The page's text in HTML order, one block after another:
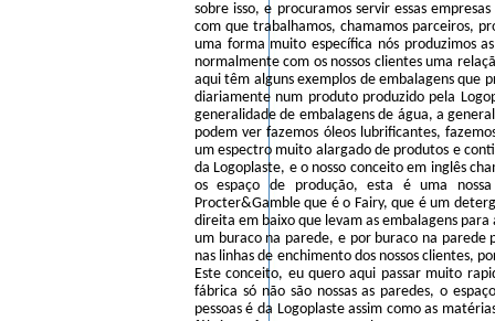
sobre isso, e procuramos servir essas
com que trabalhamos, chamamos parceiros,
uma forma muito específica nós produzimos
normalmente com os nossos clientes uma
aqui têm alguns exemplos de embalagens que
diariamente num produto produzido pela
generalidade de embalagens de água, a
podem ver fazemos óleos lubrificantes,
um espectro muito alargado de produtos e
da Logoplaste, e o nosso conceito em inglês
os espaço de produção, esta é uma
Procter&Gamble que é o Fairy, que é um
direita em baixo que levam as embalagens para
um buraco na parede, e por buraco na parede
nas linhas de enchimento dos nossos clientes,
Este conceito, eu quero aqui passar muito
fábrica só não são nossas as paredes, o
pessoas é da Logoplaste assim como as